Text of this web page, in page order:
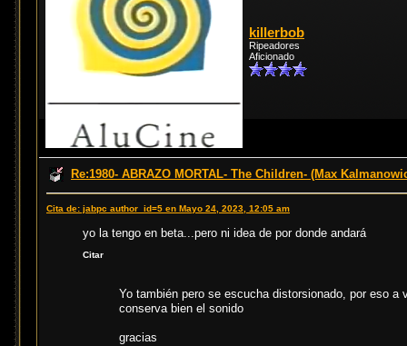
killerbob
Ripeadores
Aficionado
Re:1980- ABRAZO MORTAL- The Children- (Max
Cita de: jabpc author_id=5 en Mayo 24, 2023, 12:05 am
yo la tengo en beta...pero ni idea de por donde andará
Citar
Yo también pero se escucha distorsionado, por eso
conserva bien el sonido
gracias